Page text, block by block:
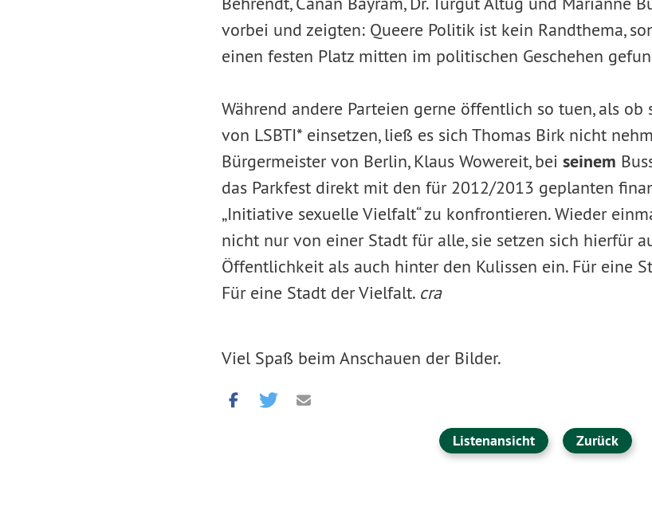
vorbei und zeigten: Queere Politik ist kein Randthema,
einen festen Platz mitten im politischen Geschehen
Während andere Parteien gerne öffentlich so tuen, als ob
von LSBTI* einsetzen, ließ es sich Thomas Birk nicht
Bürgermeister von Berlin, Klaus Wowereit, bei seinem
das Parkfest direkt mit den für 2012/2013 geplanten
„Initiative sexuelle Vielfalt“ zu konfrontieren. Wieder
nicht nur von einer Stadt für alle, sie setzen sich hierfür
Öffentlichkeit als auch hinter den Kulissen ein. Für eine
Für eine Stadt der Vielfalt. cra
Viel Spaß beim Anschauen der Bilder.
Listenansicht Zurück